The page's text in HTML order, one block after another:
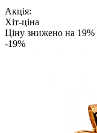
Акція:
Хіт-ціна
Ціну знижено на 19%
-19%